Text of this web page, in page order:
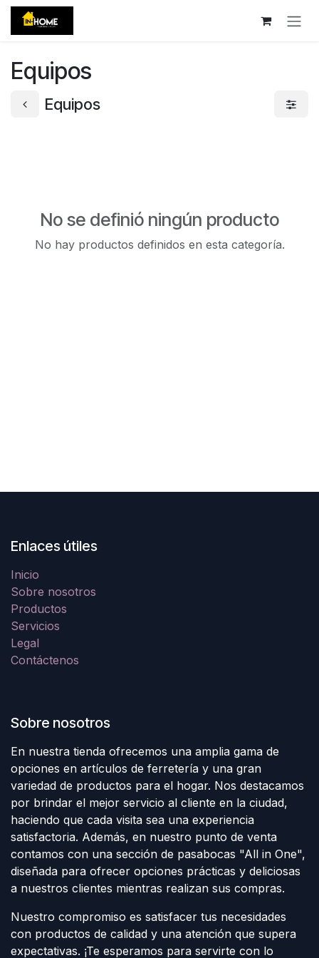
Ir al contenido
Equipos
Equipos
No se definió ningún producto
No hay productos definidos en esta categoría.
Enlaces útiles
Inicio
Sobre nosotros
Productos
Servicios
Legal
Contáctenos
Sobre nosotros
En nuestra tienda ofrecemos una amplia gama de
opciones en artículos de ferretería y una gran
variedad de productos para el hogar. Nos destacamos
por brindar el mejor servicio al cliente en la ciudad,
haciendo que cada visita sea una experiencia
satisfactoria. Además, en nuestro punto de venta
contamos con una sección de pasabocas "All in One",
diseñada para ofrecer opciones prácticas y deliciosas
a nuestros clientes mientras realizan sus compras.
Nuestro compromiso es satisfacer tus necesidades
con productos de calidad y una atención que supera
expectativas. ¡Te esperamos para servirte con lo